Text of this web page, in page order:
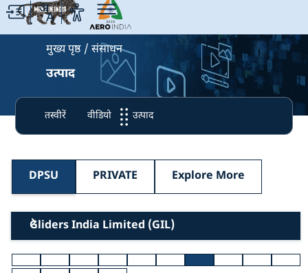
मुख्य पृष्ठ संसाधन
उत्पाद
तस्वीरें वीडियो उत्पाद
DPSU PRIVATE Explore More
Gliders India Limited (GIL)